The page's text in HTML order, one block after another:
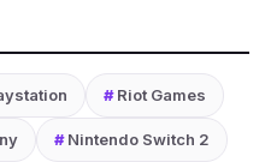
#Riot Games
#Nintendo Switch 2